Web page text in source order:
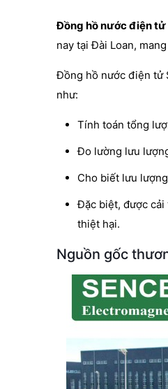
Đồng hồ nước điện tử
nay tại Đài Loan,
Đồng hồ nước điện tử
như:
Tính toán tổng
Đo lường lưu
Cho biết lưu
Đặc biệt, được cải
thiệt hại.
Nguồn gốc